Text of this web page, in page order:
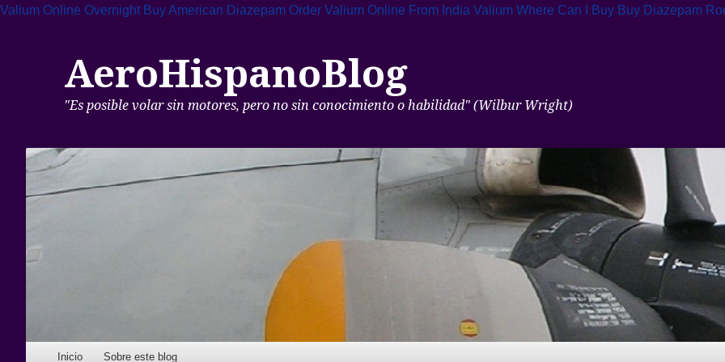
Valium Online Overnight Buy American Diazepam Order Valium Online From India Valium Where Can I Buy Buy Diazepam
AeroHispanoBlog
"Es posible volar sin motores, pero no sin conocimiento o habilidad" (Wilbur Wright)
Skip to content
Inicio Sobre este blog